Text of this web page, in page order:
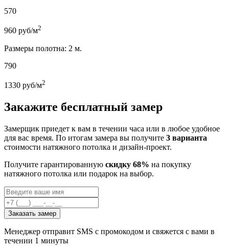
570
960 руб/м2
Размеры полотна: 2 м.
790
1330 руб/м2
Закажите бесплатный замер
Замерщик приедет к вам в течении часа или в любое удобное
для вас время. По итогам замера вы получите 3 варианта
стоимости натяжного потолка и дизайн-проект.
Получите гарантированную скидку 68% на покупку
натяжного потолка или подарок на выбор.
Заказать замер
Менеджер отправит SMS с промокодом и свяжется с вами в
течении 1 минуты